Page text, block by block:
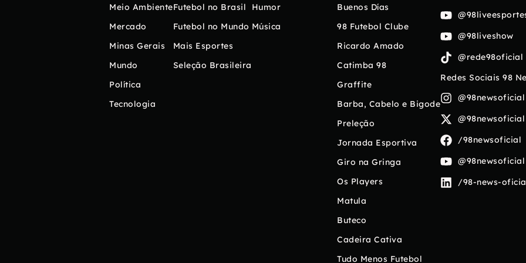
Meio Ambiente
Mercado
Minas Gerais
Mundo
Política
Tecnologia
Futebol no Brasil
Futebol no Mundo
Mais Esportes
Seleção Brasileira
Humor
Música
Buenos Días
98 Futebol Clube
Ricardo Amado
Catimba 98
Graffite
Barba, Cabelo e Bigode
Preleção
Jornada Esportiva
Giro na Gringa
Os Players
Matula
Buteco
Cadeira Cativa
Tudo Menos Futebol
@98liveshow
@rede98oficial
Redes Sociais 98
@98newsoficial
@98newsoficial
/98newsoficial
@98newsoficial
/98-news-